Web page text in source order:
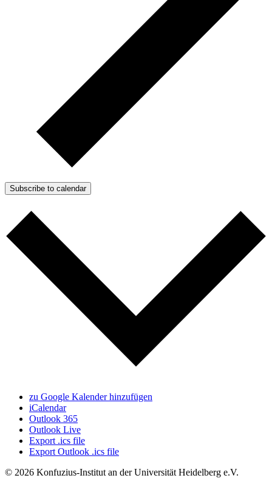
Subscribe to calendar
zu Google Kalender hinzufügen
iCalendar
Outlook 365
Outlook Live
Export .ics file
Export Outlook .ics file
© 2026 Konfuzius-Institut an der Universität Heidelberg e.V.